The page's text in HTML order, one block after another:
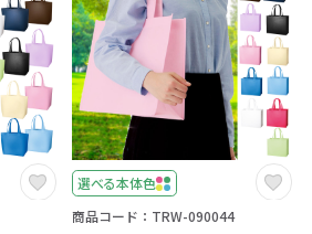
選べる本体色
商品コード：TRW-090044